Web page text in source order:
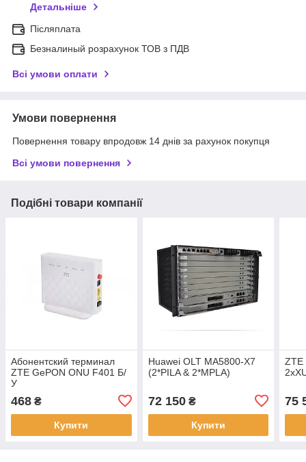
Детальніше
Післяплата
Безналиный розрахунок ТОВ з ПДВ
Всі умови оплати
Умови повернення
Повернення товару впродовж 14 днів за рахунок покупця
Всі умови повернення
Подібні товари компанії
Абонентский терминал
ZTE GePON ONU F401 Б/
У
468 ₴
Купити
Huawei OLT MA5800-X7
(2*PILA & 2*MPLA)
72 150₴
Купити
ZTE
75